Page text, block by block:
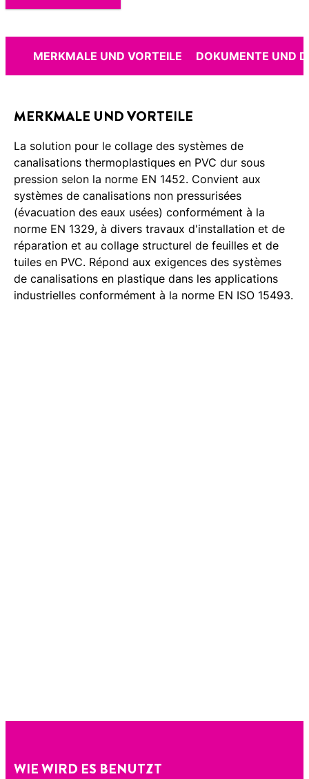
MERKMALE UND VORTEILE DOKUMENTE UND
MERKMALE UND VORTEILE
La solution pour le collage des systèmes de
canalisations thermoplastiques en PVC dur sous
pression selon la norme EN 1452. Convient aux
systèmes de canalisations non pressurisées
(évacuation des eaux usées) conformément à la
norme EN 1329, à divers travaux d'installation et de
réparation et au collage structurel de feuilles et de
tuiles en PVC. Répond aux exigences des systèmes
de canalisations en plastique dans les applications
industrielles conformément à la norme EN ISO 15493.
WIE WIRD ES BENUTZT